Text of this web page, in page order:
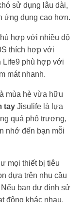
sử dụng lâu dài,
ứng dụng cao hơn.
hợp với nhiều độ
thích hợp với
Life9 phù hợp với
mát nhanh.
mùa hè vừa hữu
tay Jisulife là lựa
quá phô trương,
nhớ đến bạn mỗi
mọi thiết bị tiêu
dựa trên nhu cầu
bạn dự định sử
động khác nhau,